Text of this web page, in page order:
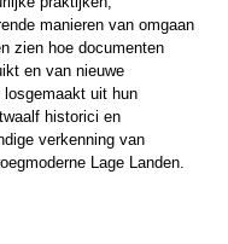
manieren van omgaan
zien hoe documenten
en van nieuwe
uit hun
historici en
verkenning van
Lage Landen.